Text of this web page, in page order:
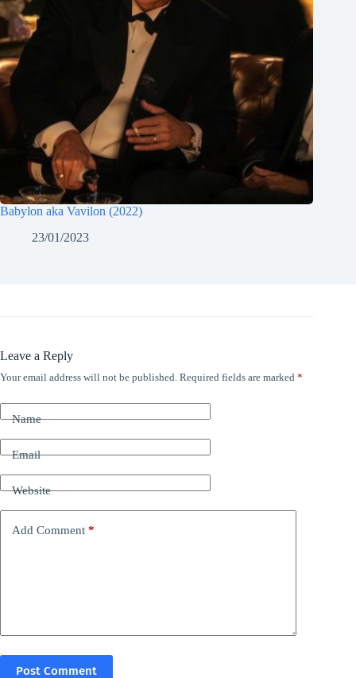
Babylon aka Vavilon (2022)
23/01/2023
Leave a Reply
Your email address will not be published. Required fields are marked *
Name
Email
Website
Add Comment *
Post Comment